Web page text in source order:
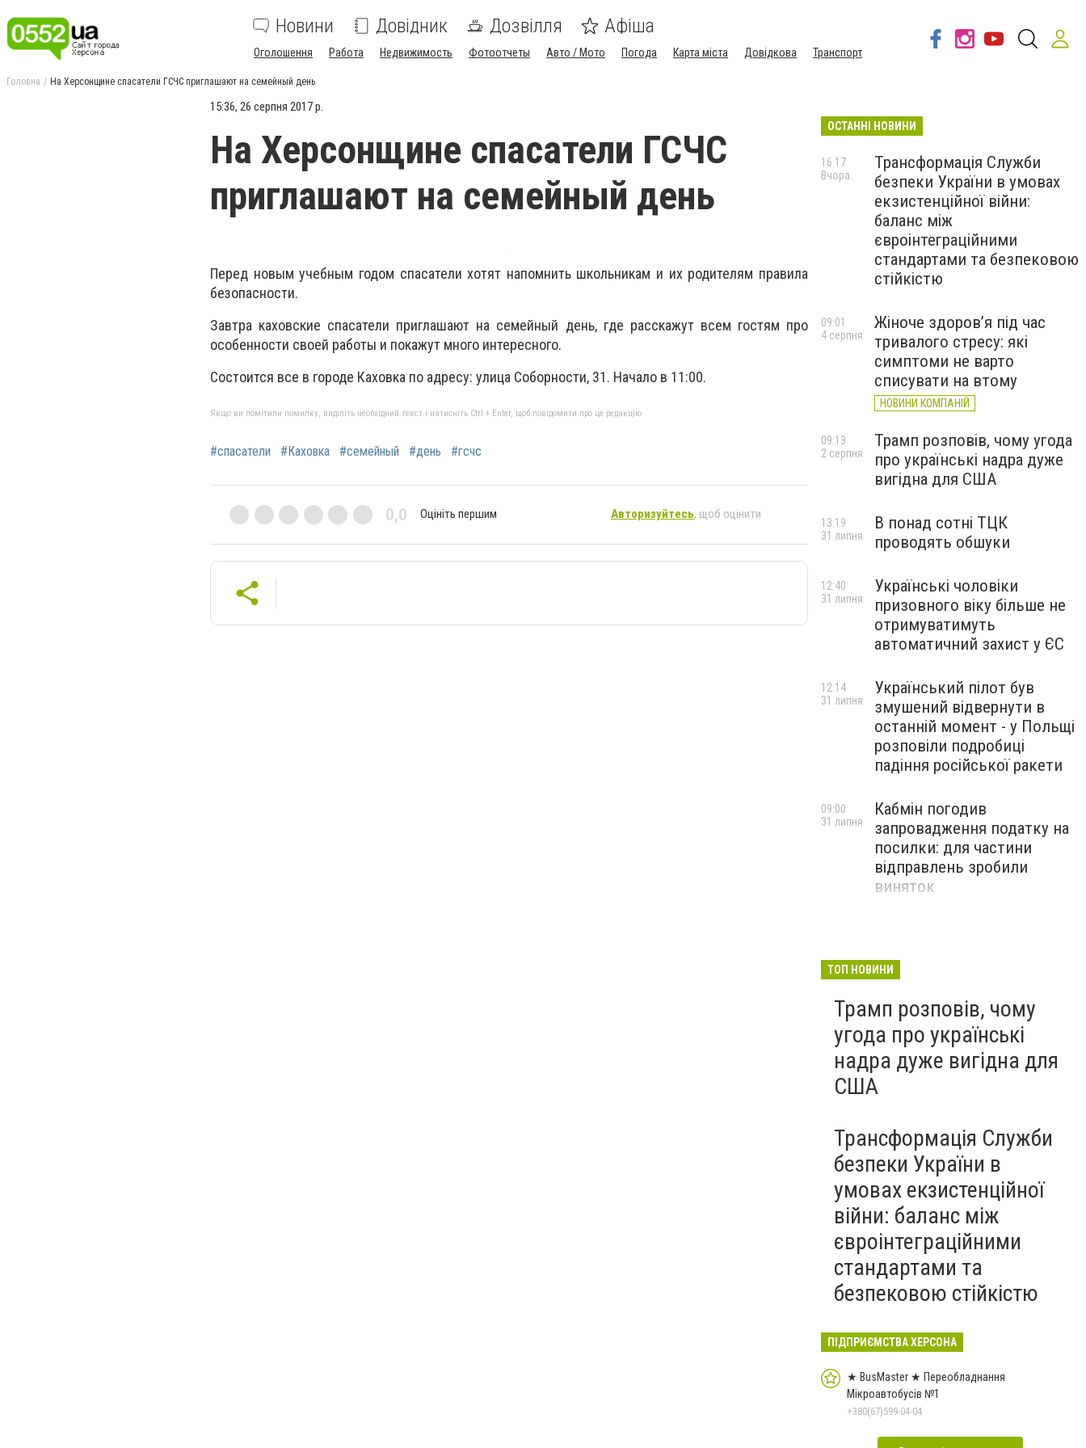
Новини Довідник Дозвілля Афіша
Оголошення Работа Недвижимость Фотоотчеты Авто / Мото Погода Карта міста Довідкова Транспорт
Головна На Херсонщине спасатели ГСЧС приглашают на семейный день
15:36, 26 серпня 2017 р.
На Херсонщине спасатели ГСЧС
приглашают на семейный день
Перед новым учебным годом спасатели хотят напомнить школьникам и их родителям правила
безопасности.
Завтра каховские спасатели приглашают на семейный день, где расскажут всем гостям про
особенности своей работы и покажут много интересного.
Состоится все в городе Каховка по адресу: улица Соборности, 31. Начало в 11:00.
Якщо ви помітили помилку, виділіть необхідний текст і натисніть Ctrl + Enter, щоб повідомити про це редакцію
#спасатели #Каховка #семейный #день #гсчс
0,0 Оцініть першим Авторизуйтесь, щоб оцінити
ОСТАННІ НОВИНИ
Трансформація Служби
безпеки України в умовах
екзистенційної війни:
баланс між
євроінтеграційними
стандартами та безпековою
стійкістю
16:17
Вчора
Жіноче здоров’я під час
тривалого стресу: які
симптоми не варто
списувати на втому
НОВИНИ КОМПАНІЙ
09:01
4 серпня
Трамп розповів, чому угода
про українські надра дуже
вигідна для США
09:13
2 серпня
В понад сотні ТЦК
проводять обшуки
13:19
31 липня
Українські чоловіки
призовного віку більше не
отримуватимуть
автоматичний захист у ЄС
12:40
31 липня
Український пілот був
змушений відвернути в
останній момент - у Польщі
розповіли подробиці
падіння російської ракети
12:14
31 липня
Кабмін погодив
запровадження податку на
посилки: для частини
відправлень зробили
виняток
09:00
31 липня
доброчесності й
ТОП НОВИНИ
Трамп розповів, чому
угода про українські
надра дуже вигідна для
США
Трансформація Служби
безпеки України в
умовах екзистенційної
війни: баланс між
євроінтеграційними
стандартами та
безпековою стійкістю
ПІДПРИЄМСТВА ХЕРСОНА
★ BusMaster ★ Переобладнання
Мікроавтобусів №1
+380(67)599-04-04